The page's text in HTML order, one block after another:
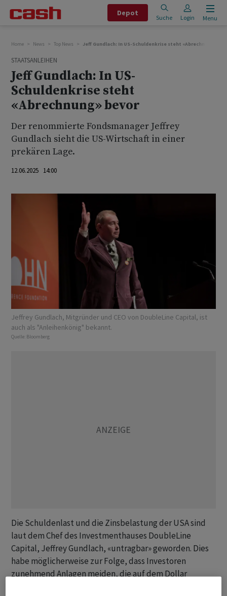
Depot
Suche Login Menu
Home News Top News Jeff Gundlach: In US-Schuldenkrise steht «Abrechnung»
STAATSANLEIHEN
Jeff Gundlach: In US-
Schuldenkrise steht
«Abrechnung» bevor
Der renommierte Fondsmanager Jeffrey
Gundlach sieht die US-Wirtschaft in einer
prekären Lage.
12.06.2025 14:00
Jeffrey Gundlach, Mitgründer und CEO von DoubleLine Capital, ist
auch als "Anleihenkönig" bekannt.
Quelle: Bloomberg
Die Schuldenlast und die Zinsbelastung der USA sind
laut dem Chef des Investmenthauses DoubleLine
Capital, Jeffrey Gundlach, «untragbar» geworden. Dies
habe möglicherweise zur Folge, dass Investoren
zunehmend Anlagen meiden, die auf dem Dollar